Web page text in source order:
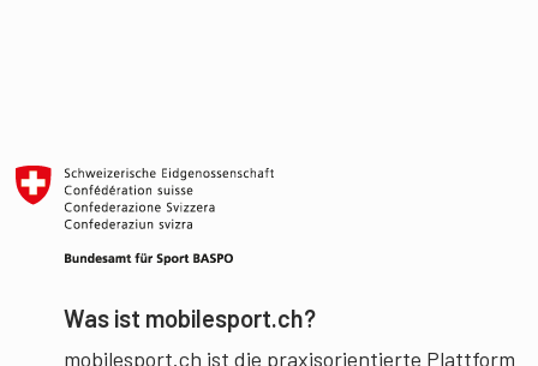
Was ist mobilesport.ch?
mobilesport.ch ist die praxisorientierte Plattform